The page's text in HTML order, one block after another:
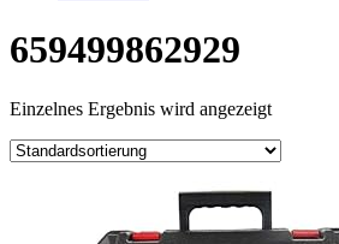
659499862929
Einzelnes Ergebnis wird angezeigt